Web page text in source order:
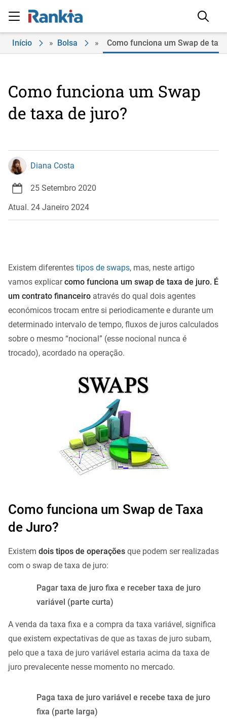
Início » Bolsa » Como funciona um Swap de
Como funciona um Swap
de taxa de juro?
Diana Costa
25 Setembro 2020
Atual. 24 Janeiro 2024
Existem diferentes tipos de swaps, mas, neste artigo
vamos explicarcomo funciona um swap de taxa de juro. É
um contrato financeiro através do qual dois agentes
económicos trocam entre si periodicamente e durante um
determinado intervalo de tempo, fluxos de juros calculados
sobre o mesmo “nocional” (esse nocional nunca é
trocado), acordado na operação.
Como funciona um Swap de Taxa
de Juro?
Existem dois tipos de operações que podem ser realizadas
com o swap de taxa de juro:
Pagar taxa de juro fixa e receber taxa de juro
variável (parte curta)
A venda da taxa fixa e a compra da taxa variável, significa
que existem expectativas de que as taxas de juro subam,
pelo que a taxa de juro variável estaria acima da taxa de
juro prevalecente nesse momento no mercado.
Paga taxa de juro variável e recebe taxa de juro
fixa (parte larga)